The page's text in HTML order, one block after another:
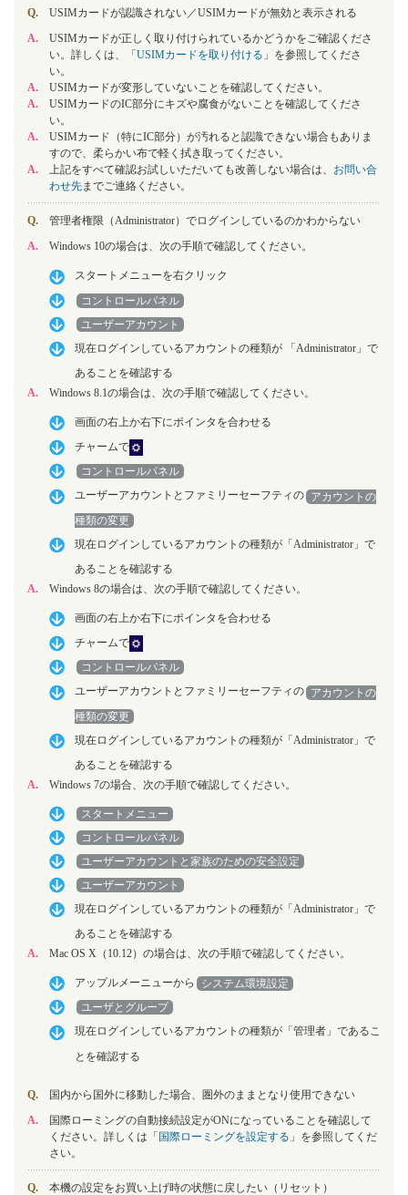
Q.
USIMカードが認識されない／USIMカードが無効と表示される
A.
USIMカードが正しく取り付けられているかどうかをご確認くださ
い。詳しくは、「 USIMカードを取り付ける 」を参照してくださ
い。
A.
USIMカードが変形していないことを確認してください。
A.
USIMカードのIC部分にキズや腐食がないことを確認してくださ
い。
A.
USIMカード（特にIC部分）が汚れると認識できない場合もありま
すので、柔らかい布で軽く拭き取ってください。
A.
上記をすべて確認お試しいただいても改善しない場合は、 お問い合
わせ先までご連絡ください。
Q.
管理者権限（Administrator）でログインしているのかわからない
A.
Windows 10の場合は、次の手順で確認してください。
スタートメニューを右クリック
コントロールパネル
ユーザーアカウント
現在ログインしているアカウントの種類が 「Administrator」で
あることを確認する
A.
Windows 8.1の場合は、次の手順で確認してください。
画面の右上か右下にポインタを合わせる
チャームで
コントロールパネル
ユーザーアカウントとファミリーセーフティの アカウントの
種類の変更
現在ログインしているアカウントの種類が「Administrator」で
あることを確認する
A.
Windows 8の場合は、次の手順で確認してください。
画面の右上か右下にポインタを合わせる
チャームで
コントロールパネル
ユーザーアカウントとファミリーセーフティの アカウントの
種類の変更
現在ログインしているアカウントの種類が「Administrator」で
あることを確認する
A.
Windows 7の場合、次の手順で確認してください。
スタートメニュー
コントロールパネル
ユーザーアカウントと家族のための安全設定
ユーザーアカウント
現在ログインしているアカウントの種類が「Administrator」で
あることを確認する
A.
Mac OS X（10.12）の場合は、次の手順で確認してください。
アップルメーニューから
システム環境設定
ユーザとグループ
現在ログインしているアカウントの種類が「管理者」であるこ
とを確認する
Q.
国内から国外に移動した場合、圏外のままとなり使用できない
A.
国際ローミングの自動接続設定がONになっていることを確認して
ください。詳しくは「国際ローミングを設定する 」を参照してくだ
さい。
Q.
本機の設定をお買い上げ時の状態に戻したい（リセット）